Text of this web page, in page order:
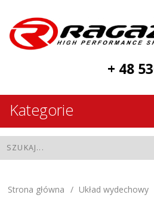
+ 48
Kategorie
Strona główna Układ wydechowy